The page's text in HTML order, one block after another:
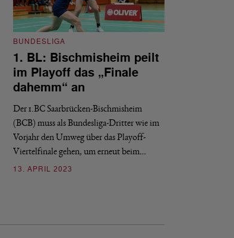
BUNDESLIGA
1. BL: Bischmisheim peilt
im Playoff das „Finale
dahemm“ an
Der 1.BC Saarbrücken-Bischmisheim
(BCB) muss als Bundesliga-Dritter wie im
Vorjahr den Umweg über das Playoff-
Viertelfinale gehen, um erneut beim…
13. APRIL 2023